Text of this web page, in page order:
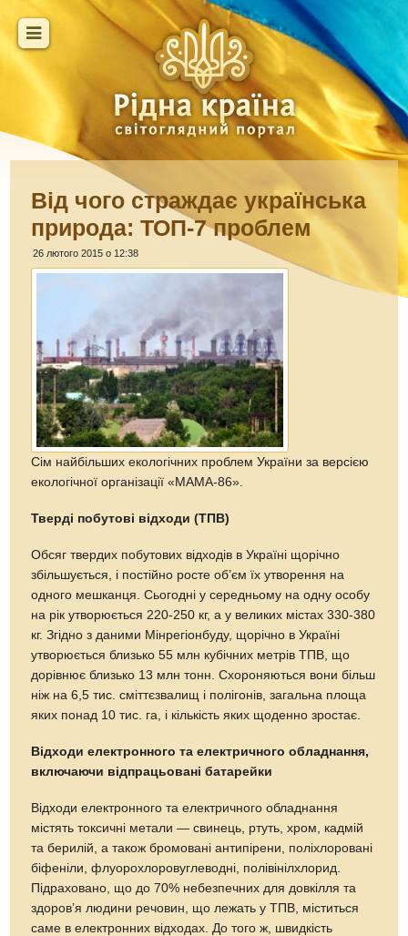
Від чого страждає українська
природа: ТОП-7 проблем
26 лютого 2015 о 12:38
Сім найбільших екологічних проблем України за версією
екологічної організації «МАМА-86».
Тверді побутові відходи (ТПВ)
Обсяг твердих побутових відходів в Україні щорічно
збільшується, і постійно росте об’єм їх утворення на
одного мешканця. Сьогодні у середньому на одну особу
на рік утворюється 220-250 кг, а у великих містах 330-380
кг. Згідно з даними Мінрегіонбуду, щорічно в Україні
утворюється близько 55 млн кубічних метрів ТПВ, що
дорівнює близько 13 млн тонн. Схороняються вони більш
ніж на 6,5 тис. сміттєзвалищ і полігонів, загальна площа
яких понад 10 тис. га, і кількість яких щоденно зростає.
Відходи електронного та електричного обладнання,
включаючи відпрацьовані батарейки
Відходи електронного та електричного обладнання
містять токсичні метали — свинець, ртуть, хром, кадмій
та берилій, а також бромовані антипірени, поліхлоровані
біфеніли, флуорохлоровуглеводні, полівінілхлорид.
Підраховано, що до 70% небезпечних для довкілля та
здоров’я людини речовин, що лежать у ТПВ, міститься
саме в електронних відходах. До того ж, швидкість